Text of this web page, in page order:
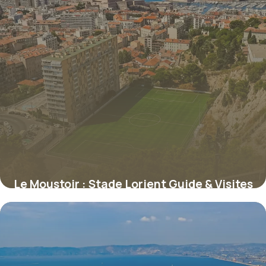
Le Moustoir : Stade Lorient Guide & Visites
11 juillet 2026